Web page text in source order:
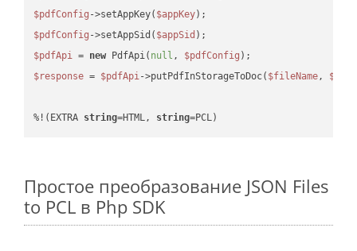
$pdfConfig ->setAppKey( $appKey
$pdfConfig ->setAppSid( $appSid
$pdfApi = new PdfApi( null , $pdfConfig
$response = $pdfApi->putPdfInStorageToDoc( $fileName,
%!(EXTRA string=HTML, string=PCL)
Простое преобразование JSON Files
to PCL в Php SDK